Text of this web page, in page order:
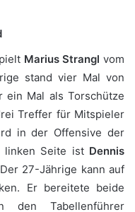
Marius Strangl vom
stand vier Mal von
ein Mal als Torschütze
Treffer für Mitspieler
in der Offensive der
linken Seite ist Dennis
27-Jährige kann auf
Er bereitete beide
den Tabellenführer